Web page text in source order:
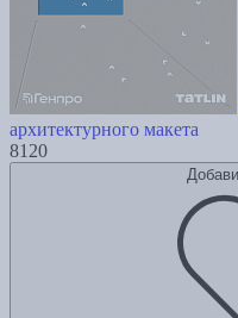
архитектурного макета
8120